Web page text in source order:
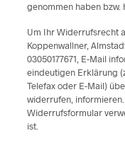
genommen haben bzw.
Um Ihr Widerrufsrecht
Koppenwallner,
03050177671, E-Mail
eindeutigen Erklärung
Telefax oder E-Mail)
widerrufen,
Widerrufsformular
ist.